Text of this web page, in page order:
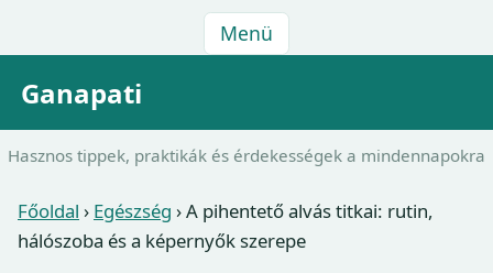
Menü
Ganapati
Hasznos tippek, praktikák és érdekességek a mindennapokra
Főoldal › Egészség ›A pihentető alvás titkai: rutin,
hálószoba és a képernyők szerepe